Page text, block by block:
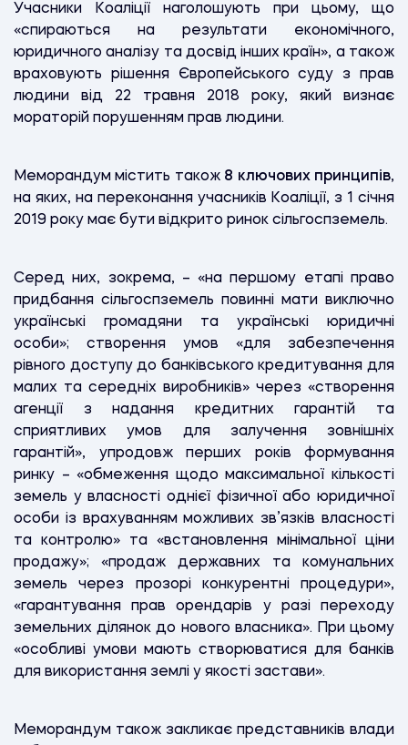
Учасники Коаліції наголошують при цьому, що
«спираються на результати економічного,
юридичного аналізу та досвід інших країн», а також
враховують рішення Європейського суду з прав
людини від 22 травня 2018 року, який визнає
мораторій порушенням прав людини.
Меморандум містить також 8 ключових принципів,
на яких, на переконання учасників Коаліції, з 1 січня
2019 року має бути відкрито ринок сільгоспземель.
Серед них, зокрема, – «на першому етапі право
придбання сільгоспземель повинні мати виключно
українські громадяни та українські юридичні
особи»; створення умов «для забезпечення
рівного доступу до банківського кредитування для
малих та середніх виробників» через «створення
агенції з надання кредитних гарантій та
сприятливих умов для залучення зовнішніх
гарантій», упродовж перших років формування
ринку – «обмеження щодо максимальної кількості
земель у власності однієї фізичної або юридичної
особи із врахуванням можливих зв’язків власності
та контролю» та «встановлення мінімальної ціни
продажу»; «продаж державних та комунальних
земель через прозорі конкурентні процедури»,
«гарантування прав орендарів у разі переходу
земельних ділянок до нового власника». При цьому
«особливі умови мають створюватися для банків
для використання землі у якості застави».
Меморандум також закликає представників влади